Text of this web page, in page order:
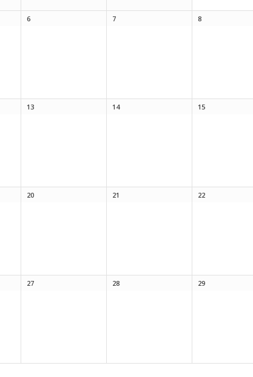
6 7 8
13 14 15
20 21 22
27 28 29